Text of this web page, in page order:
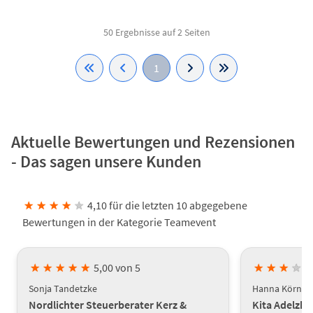
50 Ergebnisse auf 2 Seiten
1
Aktuelle Bewertungen und Rezensionen
- Das sagen unsere Kunden
★ ★ ★ ★ ★ 4,10 für die letzten 10 abgegebene
Bewertungen in der Kategorie Teamevent
★ ★ ★ ★ ★ 5,00 von 5
Sonja Tandetzke
Nordlichter Steuerberater Kerz &
★ ★ ★ ★
Hanna Körner
Kita